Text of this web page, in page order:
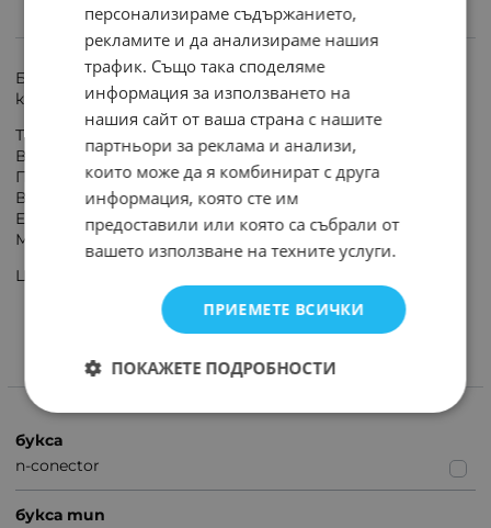
ИНФОРМАЦИЯ
Букса N CONNECTOR (eн конектор) женски за
коаксиален кабел H1000 (10.3 мм)
Тип конектор: N
Вид: женски
Пространствена ориентация: прав
Вид кабел: H1000
Електрически монтаж: завиван (clamp), запояване
Механичен монтаж: на проводник
Цената е за един брой.
ХАРАКТЕРИСТИКИ
букса
n-conector
букса тип
персонализираме съдържанието,
рекламите и да анализираме нашия
трафик. Също така споделяме
информация за използването на
нашия сайт от ваша страна с нашите
партньори за реклама и анализи,
които може да я комбинират с друга
информация, която сте им
предоставили или която са събрали от
вашето използване на техните услуги.
ПРИЕМЕТЕ ВСИЧКИ
ПОКАЖЕТЕ ПОДРОБНОСТИ